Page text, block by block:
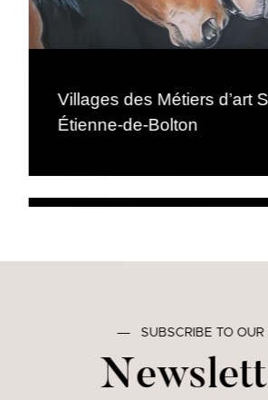
Villages des Métiers d’art
Étienne-de-Bolton
― SUBSCRIBE TO OUR